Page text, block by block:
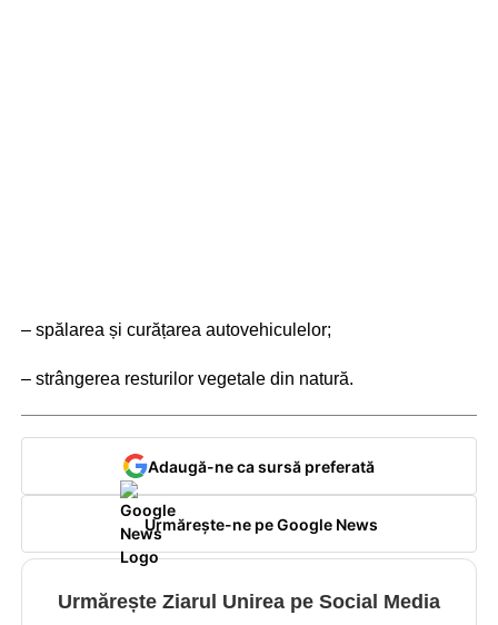
– spălarea și curățarea autovehiculelor;
– strângerea resturilor vegetale din natură.
Adaugă-ne ca sursă preferată
Urmărește-ne pe Google News
Urmărește Ziarul Unirea pe Social Media